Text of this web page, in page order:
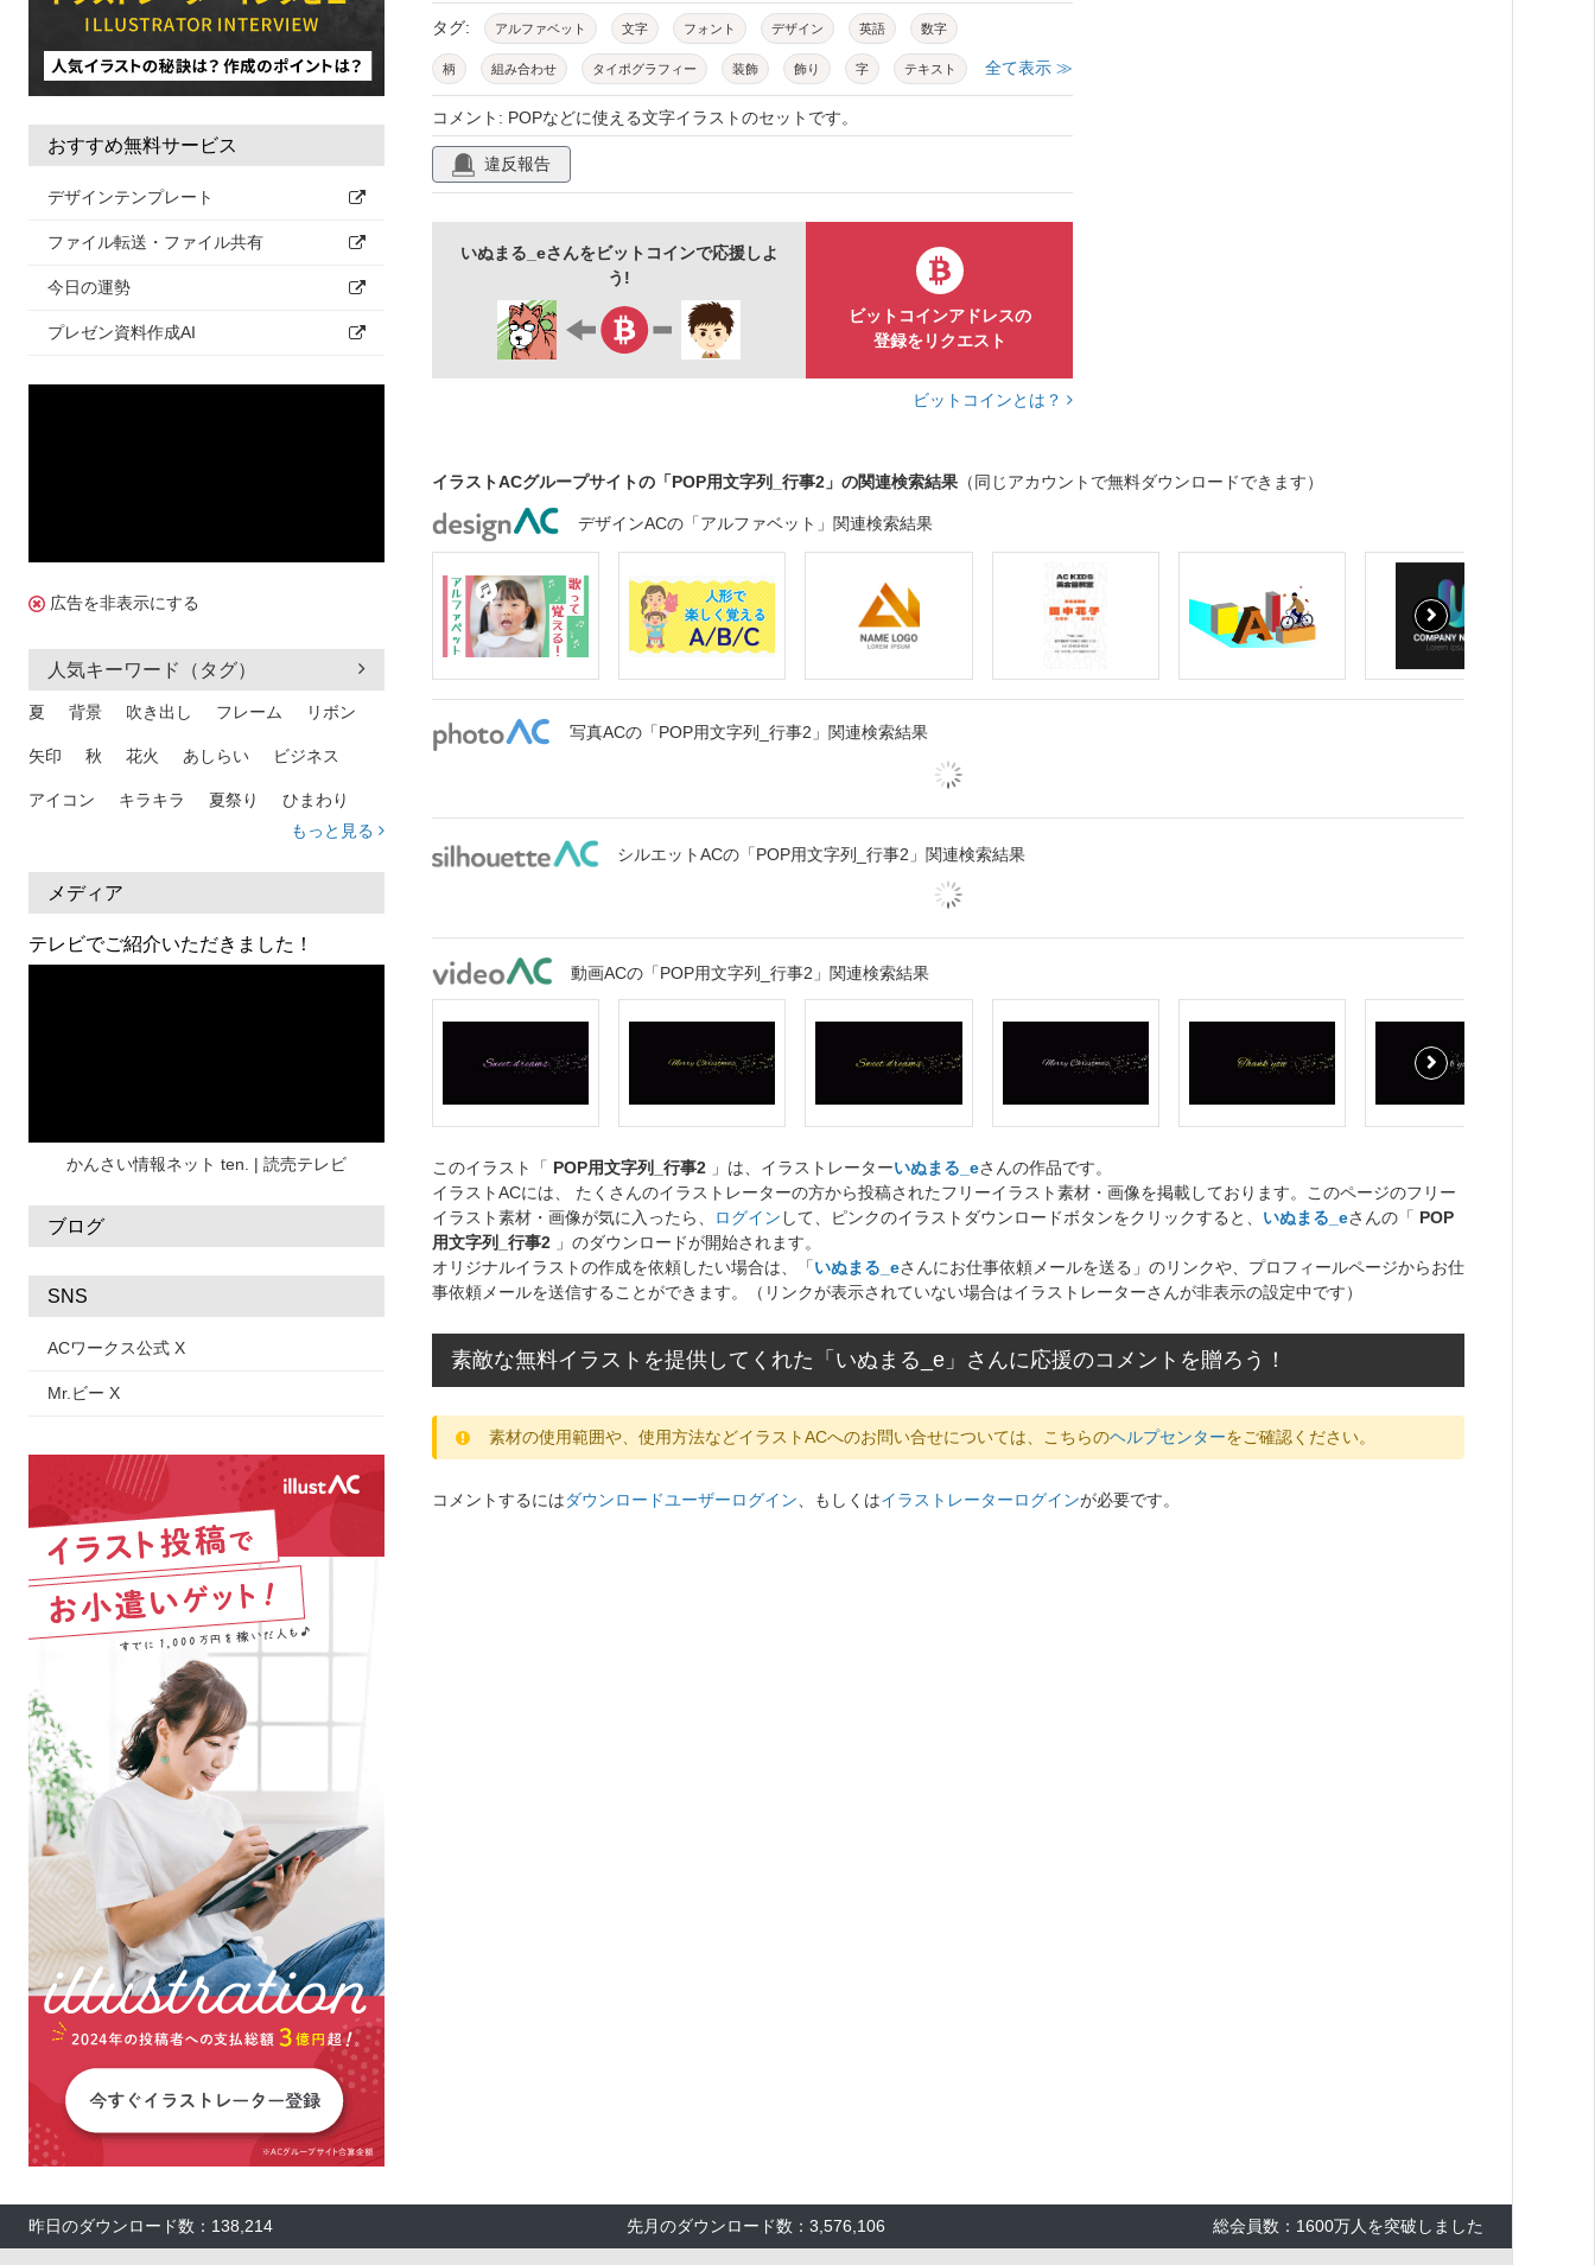
おすすめ無料サービス
デザインテンプレート
ファイル転送・ファイル共有
今日の運勢
プレゼン資料作成AI
広告を非表示にする
人気キーワード（タグ）
夏 背景 吹き出し フレーム リボン
矢印 秋 花火 あしらい ビジネス
アイコン キラキラ 夏祭り ひまわり
熱中症
人物 暑中見舞い
日本地図 海
もっと見る
メディア
テレビでご紹介いただきました！
かんさい情報ネット ten. | 読売テレビ
ブログ
SNS
ACワークス公式 X
Mr.ビー X
タグ: アルファベット 文字 フォント デザイン 英語 数字
柄 組み合わせ タイポグラフィー 装飾 飾り 字 テキスト
素材 セット イラスト
全て表示 ≫
コメント: POPなどに使える文字イラストのセットです。
違反報告
いぬまる_eさんをビットコインで応援しよ
う!
ビットコインアドレスの
登録をリクエスト
ビットコインとは？
イラストACグループサイトの「POP用文字列_行事2」の関連検索結果 （同じアカウントで無料ダウンロードできます）
デザインACの「アルファベット」関連検索結果
写真ACの「POP用文字列_行事2」関連検索結果
シルエットACの「POP用文字列_行事2」関連検索結果
動画ACの「POP用文字列_行事2」関連検索結果
このイラスト「 POP用文字列_行事2 」は、イラストレーターいぬまる_eさんの作品です。
イラストACには、 たくさんのイラストレーターの方から投稿されたフリーイラスト素材・画像を掲載しております。このページのフリー
イラスト素材・画像が気に入ったら、
ログイン して、ピンクのイラストダウンロードボタンをクリックすると、 いぬまる_eさんの「 POP
用文字列_行事2 」のダウンロードが開始されます。
オリジナルイラストの作成を依頼したい場合は、「いぬまる_eさんにお仕事依頼メールを送る」のリンクや、プロフィールページからお仕
事依頼メールを送信することができます。（リンクが表示されていない場合はイラストレーターさんが非表示の設定中です）
素敵な無料イラストを提供してくれた「いぬまる_e」さんに応援のコメントを贈ろう！
素材の使用範囲や、使用方法などイラストACへのお問い合せについては、こちらのヘルプセンターをご確認ください。
コメントするにはダウンロードユーザーログイン 、もしくはイラストレーターログインが必要です。
昨日のダウンロード数：138,214 先月のダウンロード数：3,576,106 総会員数：1600万人を突破しました